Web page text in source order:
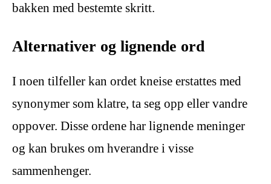
bakken med bestemte skritt.
Alternativer og lignende ord
I noen tilfeller kan ordet kneise erstattes med
synonymer som klatre, ta seg opp eller vandre
oppover. Disse ordene har lignende meninger
og kan brukes om hverandre i visse
sammenhenger.